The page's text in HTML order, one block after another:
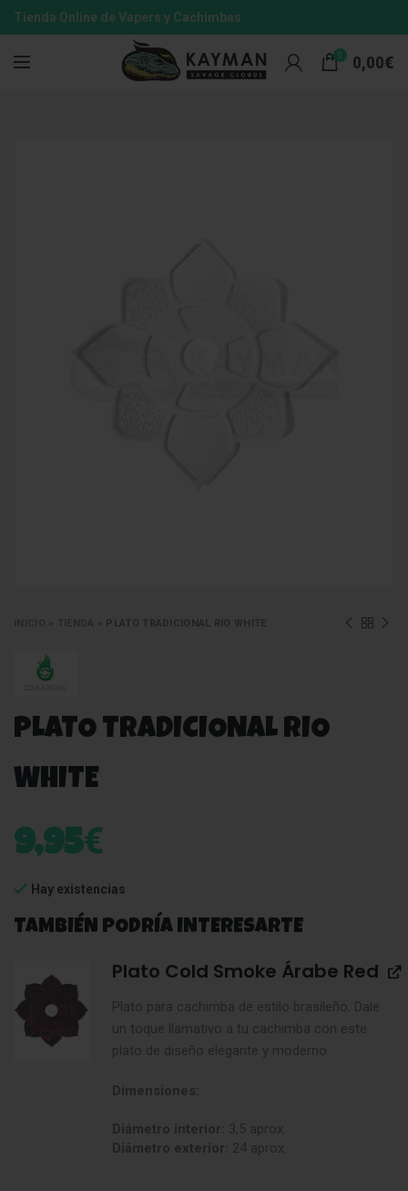
Tienda Online de Vapers y Cachimbas
0 0,00€
PLATO TRADICIONAL RIO WHITE
PLATO TRADICIONAL RIO
WHITE
9,95€
Hay existencias
TAMBIÉN PODRÍA INTERESARTE
Plato Cold Smoke Árabe Red
Plato para cachimba de estilo brasileño. Dale
un toque llamativo a tu cachimba con este
plato de diseño elegante y moderno.
Dimensiones:
Diámetro interior:
3,5 aprox.
Diámetro exterior:
24 aprox.